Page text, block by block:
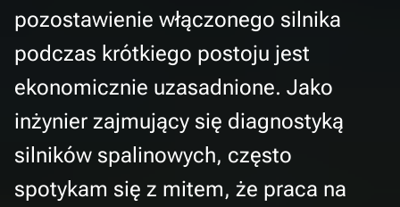
pozostawienie włączonego silnika
podczas krótkiego postoju jest
ekonomicznie uzasadnione. Jako
inżynier zajmujący się diagnostyką
silników spalinowych, często
spotykam się z mitem, że praca na